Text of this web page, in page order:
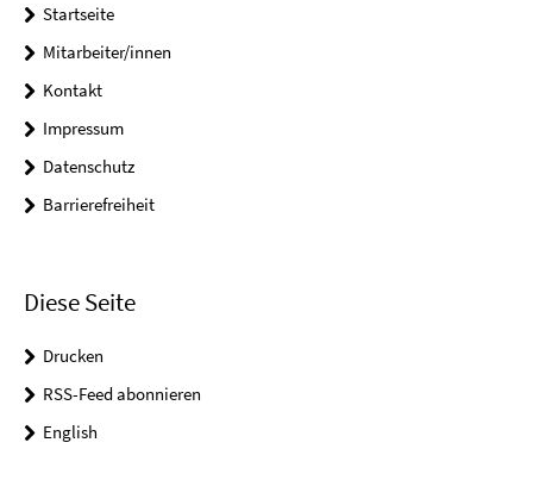
Startseite
Mitarbeiter/innen
Kontakt
Impressum
Datenschutz
Barrierefreiheit
Diese Seite
Drucken
RSS-Feed abonnieren
English